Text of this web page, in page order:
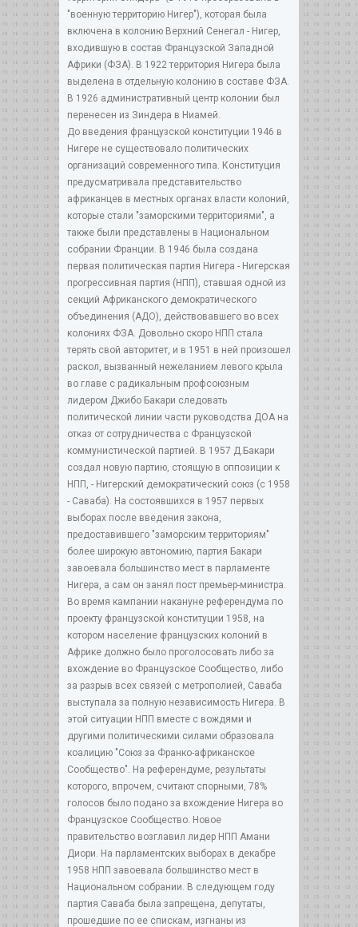
"военную территорию Нигер"), которая была
включена в колонию Верхний Сенегал - Нигер,
входившую в состав Французской Западной
Африки (ФЗА). В 1922 территория Нигера была
выделена в отдельную колонию в составе ФЗА.
В 1926 административный центр колонии был
перенесен из Зиндера в Ниамей.
До введения французской конституции 1946 в
Нигере не существовало политических
организаций современного типа. Конституция
предусматривала представительство
африканцев в местных органах власти колоний,
которые стали "заморскими территориями", а
также были представлены в Национальном
собрании Франции. В 1946 была создана
первая политическая партия Нигера - Нигерская
прогрессивная партия (НПП), ставшая одной из
секций Африканского демократического
объединения (АДО), действовавшего во всех
колониях ФЗА. Довольно скоро НПП стала
терять свой авторитет, и в 1951 в ней произошел
раскол, вызванный нежеланием левого крыла
во главе с радикальным профсоюзным
лидером Джибо Бакари следовать
политической линии части руководства ДОА на
отказ от сотрудничества с Французской
коммунистической партией. В 1957 Д.Бакари
создал новую партию, стоящую в оппозиции к
НПП, - Нигерский демократический союз (с 1958
- Саваба). На состоявшихся в 1957 первых
выборах после введения закона,
предоставившего "заморским территориям"
более широкую автономию, партия Бакари
завоевала большинство мест в парламенте
Нигера, а сам он занял пост премьер-министра.
Во время кампании накануне референдума по
проекту французской конституции 1958, на
котором население французских колоний в
Африке должно было проголосовать либо за
вхождение во Французское Сообщество, либо
за разрыв всех связей с метрополией, Саваба
выступала за полную независимость Нигера. В
этой ситуации НПП вместе с вождями и
другими политическими силами образовала
коалицию "Союз за Франко-африканское
Сообщество". На референдуме, результаты
которого, впрочем, считают спорными, 78%
голосов было подано за вхождение Нигера во
Французское Сообщество. Новое
правительство возглавил лидер НПП Амани
Диори. На парламентских выборах в декабре
1958 НПП завоевала большинство мест в
Национальном собрании. В следующем году
партия Саваба была запрещена, депутаты,
прошедшие по ее спискам, изгнаны из